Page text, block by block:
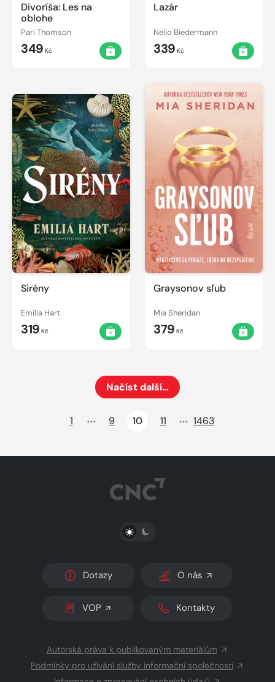
Divoríša: Les na
oblohe
Pari Thomson
349 Kč
Lazár
Nelio Biedermann
339 Kč
Sirény
Emilia Hart
319 Kč
Graysonov sľub
Mia Sheridan
379 Kč
Načíst další…
1
9 10 11 1463
PŘEPNOUT SVĚTLÝ/TMAVÝ REŽIM
Dotazy O nás
VOP Kontakty
Autorská práva k publikovaným materiálům
Podmínky pro užívání služby informační společnosti